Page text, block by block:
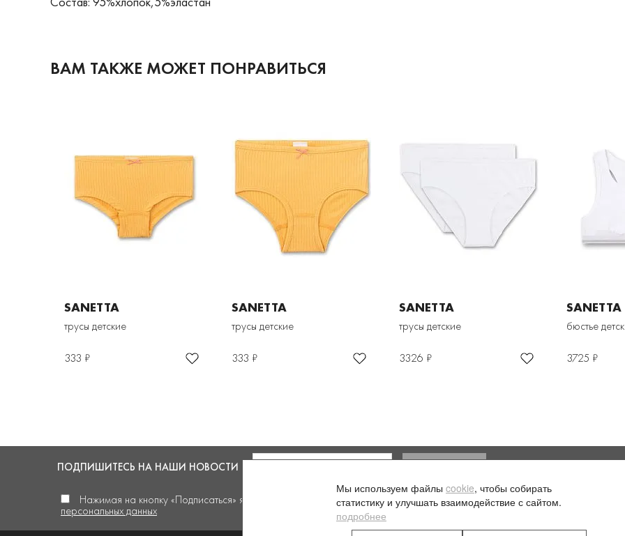
ВАМ ТАКЖЕ МОЖЕТ ПОНРАВИТЬСЯ
SANETTA
трусы детские
333 ₽
SANETTA
трусы детские
333 ₽
SANETTA
трусы детские
3326 ₽
SANETTA
бюстье
3725 ₽
ПОДПИШИТЕСЬ НА НАШИ НОВОСТИ
Нажимая на кнопку «Подписаться» я даю своё согласие на обработку моих
персональных данных
Мы используем файлы cookie, чтобы собирать
статистику и улучшать взаимодействие с сайтом.
подробнее